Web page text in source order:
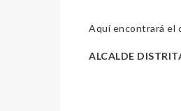
Aquí encontrará el
ALCALDE